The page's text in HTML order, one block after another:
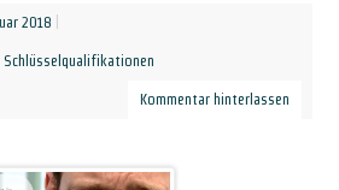
2018
Schlüsselqualifikationen
Kommentar hinterlassen